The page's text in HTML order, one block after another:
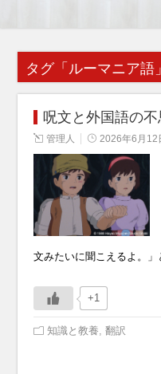
タグ「ルーマニア語
呪文と外国語の
管理人 2026年6月12
文みたいに聞こえるよ。」
+1
知識と教養 ,翻訳